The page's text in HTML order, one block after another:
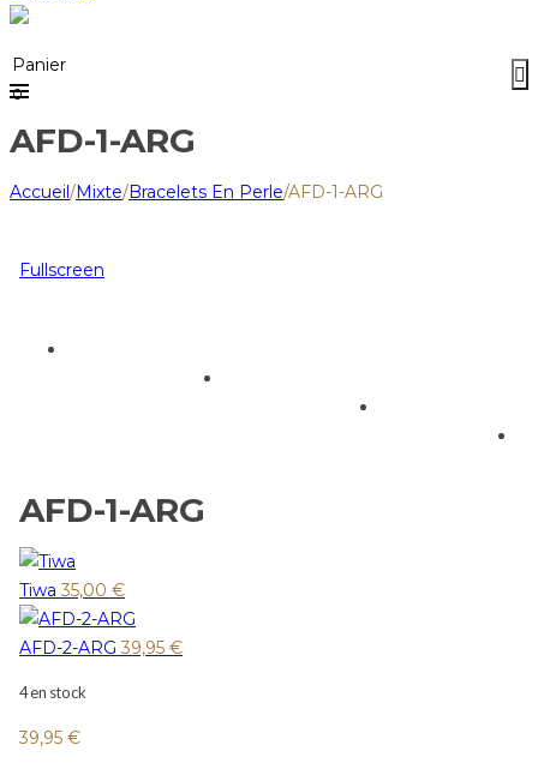
Panier
0
AFD-1-ARG
Accueil/Mixte/Bracelets En Perle/AFD-1-ARG
Fullscreen
AFD-1-ARG
Tiwa 35,00 €
AFD-2-ARG 39,95 €
4 en stock
39,95 €